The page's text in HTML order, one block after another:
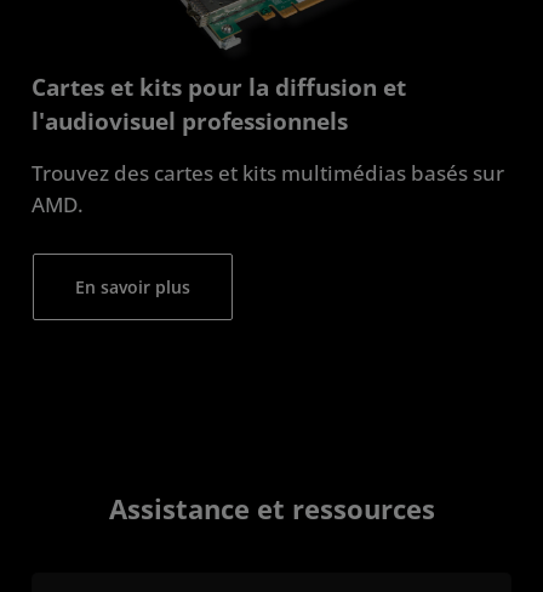
Cartes et kits pour la diffusion et
l'audiovisuel professionnels
Trouvez des cartes et kits multimédias basés sur
AMD.
En savoir plus
Assistance et ressources